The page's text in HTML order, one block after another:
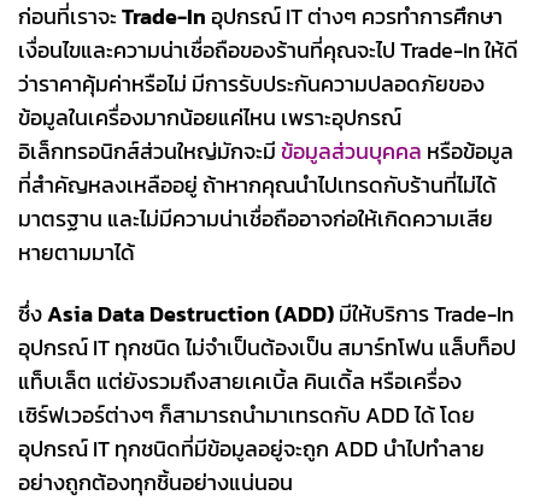
ก่อนที่เราจะTrade-Inอุปกรณ์ IT ต่างๆ ควรทำการศึกษา
เงื่อนไขและความน่าเชื่อถือของร้านที่คุณจะไป Trade-In ให้ดี
ว่าราคาคุ้มค่าหรือไม่ มีการรับประกันความปลอดภัยของ
ข้อมูลในเครื่องมากน้อยแค่ไหน เพราะอุปกรณ์
อิเล็กทรอนิกส์ส่วนใหญ่มักจะมีข้อมูลส่วนบุคคล หรือข้อมูล
ที่สำคัญหลงเหลืออยู่ ถ้าหากคุณนำไปเทรดกับร้านที่ไม่ได้
มาตรฐาน และไม่มีความน่าเชื่อถืออาจก่อให้เกิดความเสีย
หายตามมาได้
ซึ่งAsia Data Destruction (ADD)มีให้บริการ Trade-In
อุปกรณ์ IT ทุกชนิด ไม่จำเป็นต้องเป็น สมาร์ทโฟน แล็บท็อป
แท็บเล็ต แต่ยังรวมถึงสายเคเบิ้ล คินเดิ้ล หรือเครื่อง
เซิร์ฟเวอร์ต่างๆ ก็สามารถนำมาเทรดกับ ADD ได้ โดย
อุปกรณ์ IT ทุกชนิดที่มีข้อมูลอยู่จะถูก ADD นำไปทำลาย
อย่างถูกต้องทุกชิ้นอย่างแน่นอน